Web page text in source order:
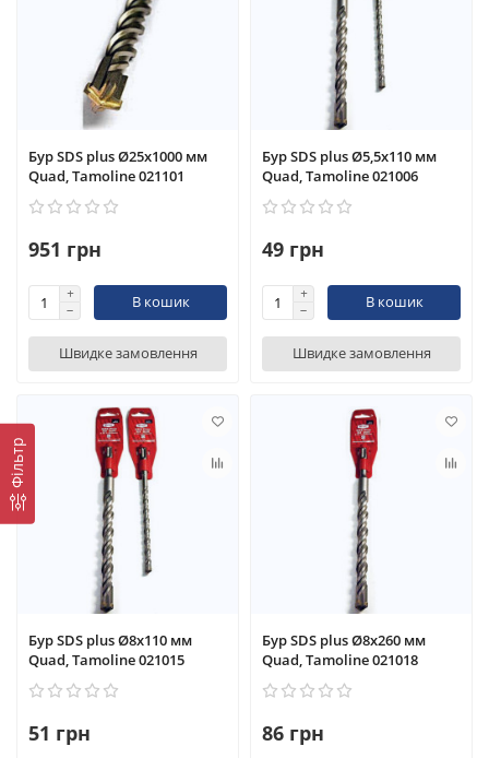
Фільтр
Бур SDS plus Ø25x1000 мм
Quad, Tamoline 021101
951 грн
В кошик
Швидке замовлення
Бур SDS plus Ø5,5x110 мм
Quad, Tamoline 021006
49 грн
В кошик
Швидке замовлення
Бур SDS plus Ø8x110 мм
Quad, Tamoline 021015
51 грн
Бур SDS plus Ø8x260 мм
Quad, Tamoline 021018
86 грн